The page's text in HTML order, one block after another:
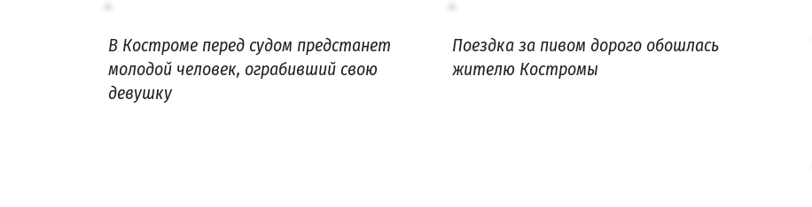
В Костроме перед судом предстанет
молодой человек, ограбивший свою
девушку
Поездка за пивом дорого обошлась
жителю Костромы